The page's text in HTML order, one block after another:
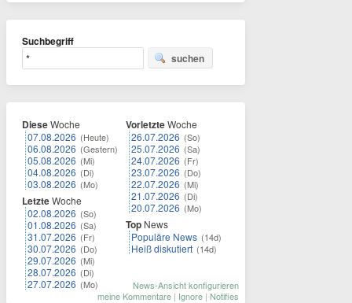
Suchbegriff
suchen
DieseWoche
07.08.2026 (Heute)
06.08.2026 (Gestern)
05.08.2026 (Mi)
04.08.2026 (Di)
03.08.2026 (Mo)
LetzteWoche
02.08.2026 (So)
01.08.2026 (Sa)
31.07.2026 (Fr)
30.07.2026 (Do)
29.07.2026 (Mi)
28.07.2026 (Di)
27.07.2026 (Mo)
VorletzteWoche
26.07.2026 (So)
25.07.2026 (Sa)
24.07.2026 (Fr)
23.07.2026 (Do)
22.07.2026 (Mi)
21.07.2026 (Di)
20.07.2026 (Mo)
Top News
Populäre News (14d)
Heiß diskutiert (14d)
News-Ansicht konfigurieren
meine Kommentare | Ignore | Notifies